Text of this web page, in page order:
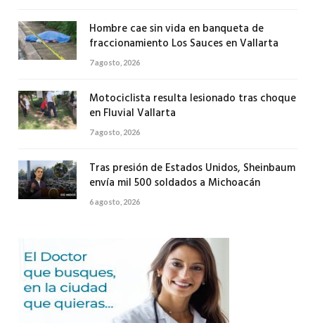
Hombre cae sin vida en banqueta de
fraccionamiento Los Sauces en Vallarta
7 agosto, 2026
Motociclista resulta lesionado tras choque
en Fluvial Vallarta
7 agosto, 2026
Tras presión de Estados Unidos, Sheinbaum
envía mil 500 soldados a Michoacán
6 agosto, 2026